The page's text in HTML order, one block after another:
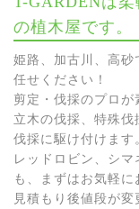
の植木屋です。
姫路、加古川、高砂
任せください！
剪定・伐採のプロが
立木の伐採、特殊
伐採に駆け付けます
レッドロビン、シ
も、まずはお気軽
見積もり後値段が